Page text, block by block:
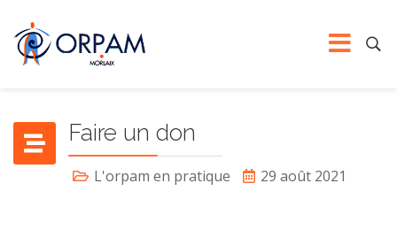
Faire un don
L'orpam en pratique 29 août 2021